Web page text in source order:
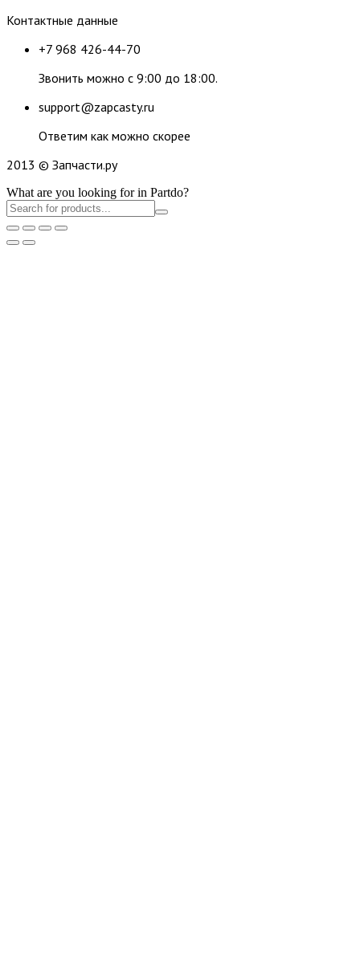
Контактные данные
+7 968 426-44-70
Звонить можно с 9:00 до 18:00.
support@zapcasty.ru
Ответим как можно скорее
2013 © Запчасти.ру
What are you looking for in Partdo?